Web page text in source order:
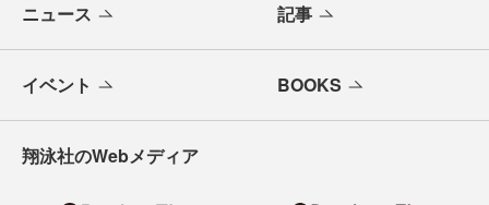
ニュース 記事
イベント BOOKS
翔泳社のWebメディア